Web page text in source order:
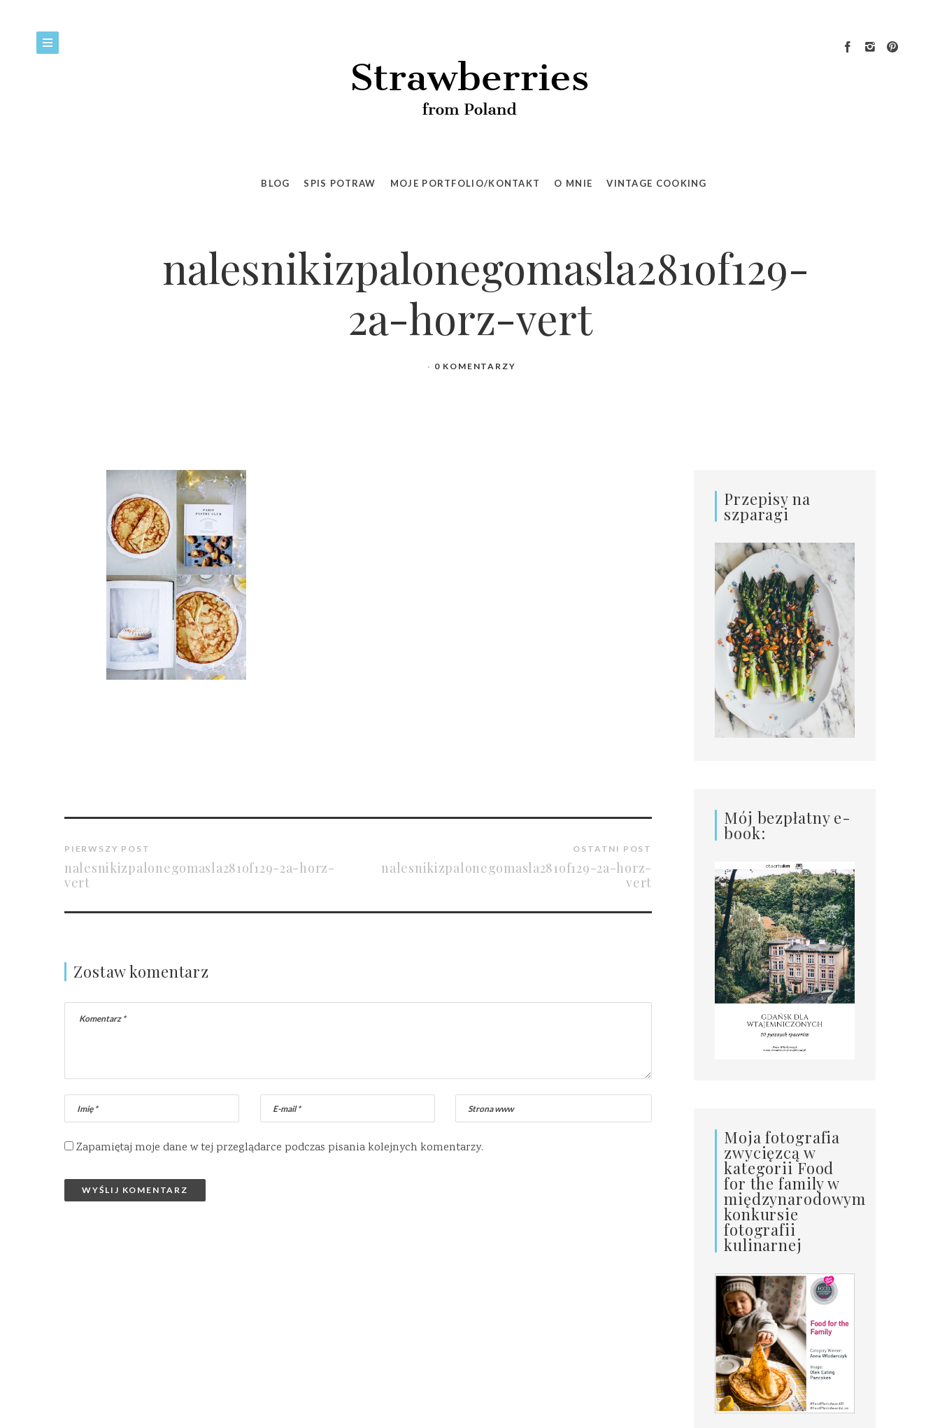
BLOG SPIS POTRAW MOJE PORTFOLIO/KONTAKT O MNIE VINTAGE COOKING
nalesnikizpalonegomasla281of129-
2a-horz-vert
0 KOMENTARZY
PIERWSZY POST
nalesnikizpalonegomasla281of129-2a-horz-
vert
OSTATNI POST
nalesnikizpalonegomasla281of129-2a-horz-
vert
Zostaw komentarz
Zapamiętaj moje dane w tej przeglądarce podczas pisania kolejnych komentarzy.
Przepisy na
szparagi
Mój bezpłatny e-
book:
Moja fotografia
zwycięzcą w
kategorii Food
for the family w
międzynarodowym
konkursie
fotografii
kulinarnej